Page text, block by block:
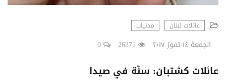
عائلات لبنان مدنيات
الجمعة ١٤ تموز ٢٠١٧ 26371
0
عائلات كشتبان: سنّة في صيدا